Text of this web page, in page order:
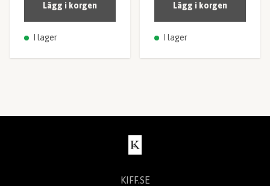
Lägg i korgen
I lager
Lägg i korgen
I lager
KIFF.SE